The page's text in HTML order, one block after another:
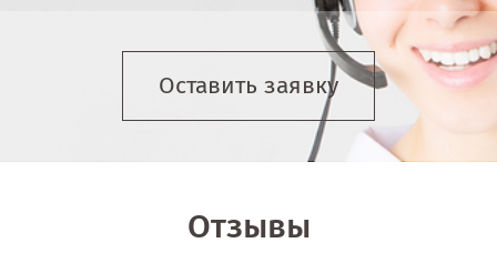
Оставить заявку
Отзывы